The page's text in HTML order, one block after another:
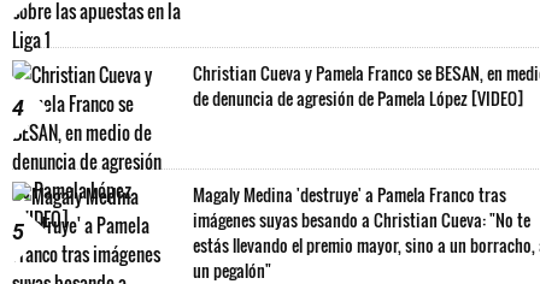
4
Christian Cueva y Pamela Franco se BESAN, en
de denuncia de agresión de Pamela López [VIDEO]
5
Magaly Medina 'destruye' a Pamela Franco tras
imágenes suyas besando a Christian Cueva: "No te
estás llevando el premio mayor, sino a un borracho,
un pegalón"